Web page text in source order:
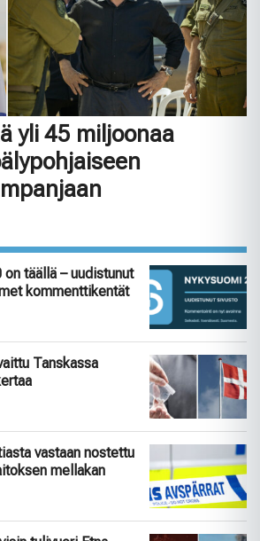
yli 45 miljoonaa
on täällä – uudistunut
kommenttikentät
Tanskassa
vastaan nostettu
mellakan